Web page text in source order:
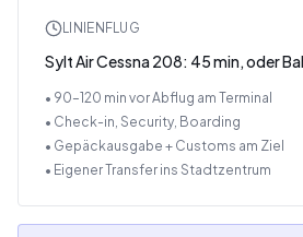
LINIENFLUG
Sylt Air Cessna 208: 45 min, oder
• 90–120 min vor Abflug am Terminal
• Check-in, Security, Boarding
• Gepäckausgabe + Customs am Ziel
• Eigener Transfer ins Stadtzentrum